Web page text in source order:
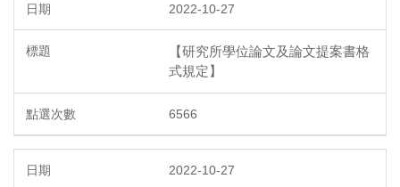
2022-10-27
【研究所學位論文及論文提案書格
式規定】
6566
2022-10-27